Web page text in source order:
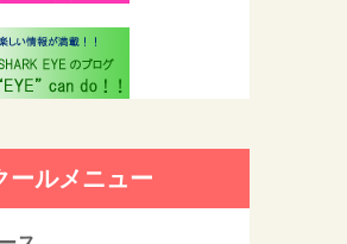
ールメニュー